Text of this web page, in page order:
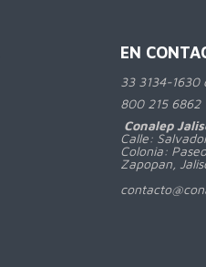
EN
33 3134-1630
800215 6862
Conalep
Calle:
Colonia:
Zapopan,